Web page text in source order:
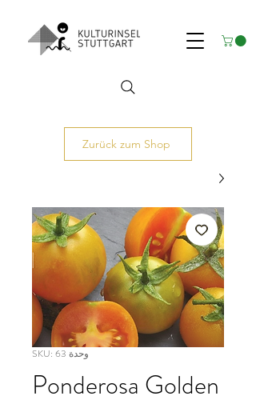
Zurück zum Shop
وحدة SKU: 63
Ponderosa Golden